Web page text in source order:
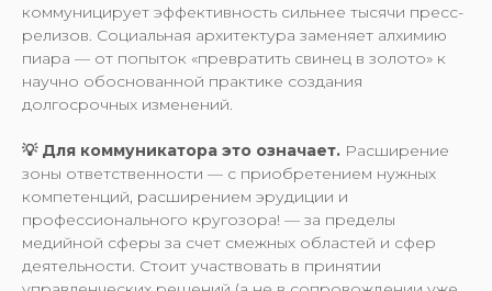
коммуницирует эффективность сильнее тысячи пресс-
релизов. Социальная архитектура заменяет алхимию
пиара — от попыток «превратить свинец в золото» к
научно обоснованной практике создания
долгосрочных изменений.
💡 Для коммуникатора это означает. Расширение
зоны ответственности — с приобретением нужных
компетенций, расширением эрудиции и
профессионального кругозора! — за пределы
медийной сферы за счет смежных областей и сфер
деятельности. Стоит участвовать в принятии